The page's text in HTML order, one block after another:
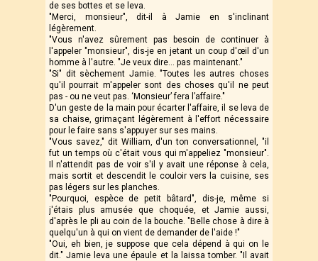
de ses bottes et se leva.
"Merci, monsieur", dit-il à Jamie en s'inclinant
légèrement.
"Vous n'avez sûrement pas besoin de continuer à
l'appeler "monsieur", dis-je en jetant un coup d'œil d'un
homme à l'autre. "Je veux dire... pas maintenant."
"Si" dit sèchement Jamie. "Toutes les autres choses
qu'il pourrait m'appeler sont des choses qu'il ne peut
pas - ou ne veut pas. ‘Monsieur’ fera l’affaire."
D'un geste de la main pour écarter l'affaire, il se leva de
sa chaise, grimaçant légèrement à l'effort nécessaire
pour le faire sans s'appuyer sur ses mains.
"Vous savez," dit William, d'un ton conversationnel, "il
fut un temps où c'était vous qui m'appeliez "monsieur".
Il n'attendit pas de voir s'il y avait une réponse à cela,
mais sortit et descendit le couloir vers la cuisine, ses
pas légers sur les planches.
"Pourquoi, espèce de petit bâtard", dis-je, même si
j'étais plus amusée que choquée, et Jamie aussi,
d'après le pli au coin de la bouche. "Belle chose à dire à
quelqu'un à qui on vient de demander de l'aide !"
"Oui, eh bien, je suppose que cela dépend à qui on le
dit." Jamie leva une épaule et la laissa tomber. "Il avait